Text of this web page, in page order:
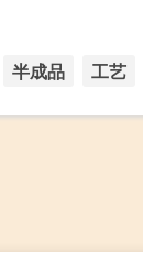
半成品 工艺